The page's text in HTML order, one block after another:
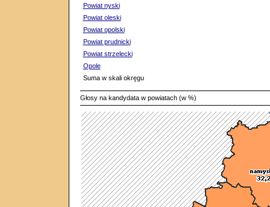
Powiat nyski
Powiat oleski
Powiat opolski
Powiat prudnicki
Powiat strzelecki
Opole
Suma w skali okręgu
Głosy na kandydata w powiatach (w %)